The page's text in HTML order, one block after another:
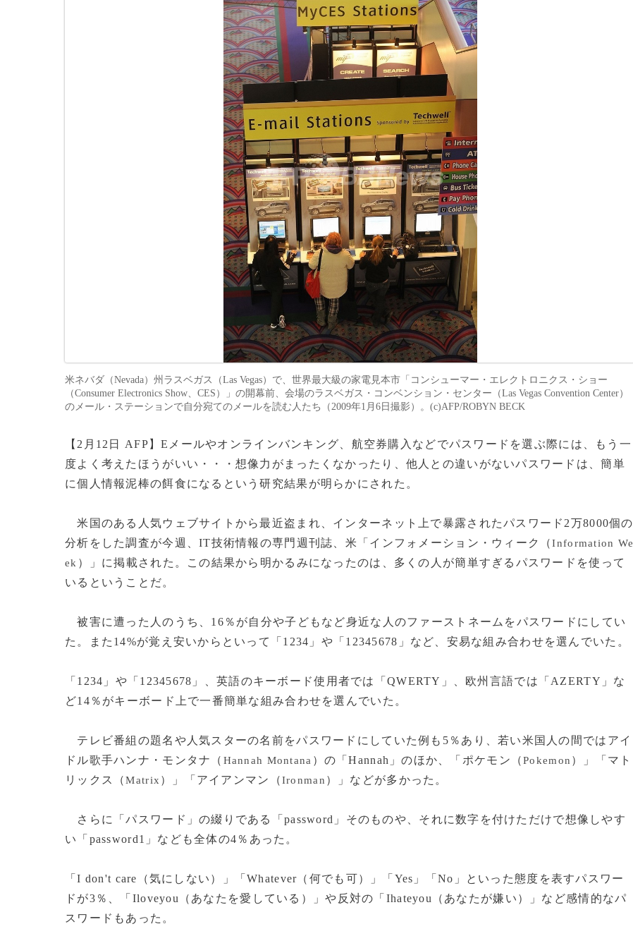
米ネバダ（Nevada）州ラスベガス（Las Vegas）で、世界最大級の家電見本市「コンシューマー・エレクトロニクス・ショー
（Consumer Electronics Show、CES）」の開幕前、会場のラスベガス・コンベンション・センター（Las Vegas Convention Center）
のメール・ステーションで自分宛てのメールを読む人たち（2009年1月6日撮影）。(c)AFP/ROBYN BECK
【2月12日 AFP】Eメールやオンラインバンキング、航空券購入などでパスワードを選ぶ際には、もう一
度よく考えたほうがいい・・・想像力がまったくなかったり、他人との違いがないパスワードは、簡単
に個人情報泥棒の餌食になるという研究結果が明らかにされた。
米国のある人気ウェブサイトから最近盗まれ、インターネット上で暴露されたパスワード2万8000個の
分析をした調査が今週、IT技術情報の専門週刊誌、米「インフォメーション・ウィーク（Information We
ek ）」に掲載された。この結果から明かるみになったのは、多くの人が簡単すぎるパスワードを使って
いるということだ。
被害に遭った人のうち、16％が自分や子どもなど身近な人のファーストネームをパスワードにしてい
た。また14%が覚え安いからといって「1234」や「12345678」など、安易な組み合わせを選んでいた。
「1234」や「12345678」、英語のキーボード使用者では「QWERTY」、欧州言語では「AZERTY」な
ど14％がキーボード上で一番簡単な組み合わせを選んでいた。
テレビ番組の題名や人気スターの名前をパスワードにしていた例も5％あり、若い米国人の間ではアイ
ドル歌手ハンナ・モンタナ（ Hannah Montana ）の「Hannah」のほか、「ポケモン（Pokemon ）」「マト
リックス（Matrix ）」「アイアンマン（Ironman ）」などが多かった。
さらに「パスワード」の綴りである「password」そのものや、それに数字を付けただけで想像しやす
い「password1」なども全体の4％あった。
「I don't care（気にしない）」「Whatever（何でも可）」「Yes」「No」といった態度を表すパスワー
ドが3％、「Iloveyou（あなたを愛している）」や反対の「Ihateyou（あなたが嫌い）」など感情的なパ
スワードもあった。